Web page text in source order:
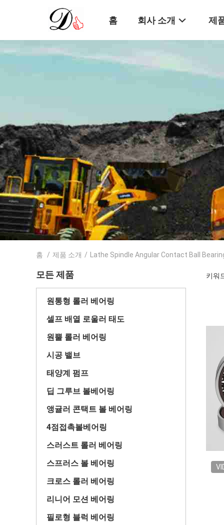
홈 회사 소개 제
홈 / 제품 소개 / Lathe Spindle Angular Contact Ball
모든 제품
원통형 롤러 베어링
셀프 배열 로울러 태도
원뿔 롤러 베어링
시공 밸브
태양계 펌프
딥 그루브 볼베어링
앵귤러 콘택트 볼 베어링
4점접촉볼베어링
스러스트 롤러 베어링
스프러스 볼 베어링
크로스 롤러 베어링
리니어 모션 베어링
필로형 블럭 베어링
키워